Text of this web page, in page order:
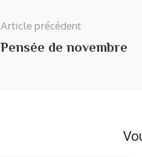
Article précédent
Pensée de novembre